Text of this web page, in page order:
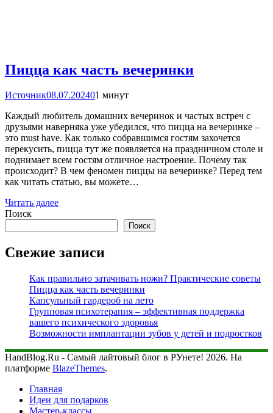
Пицца как часть вечеринки
Источник08.07.202401 минут
Каждый любитель домашних вечеринок и частых встреч с
друзьями наверняка уже убедился, что пицца на вечеринке –
это must have. Как только собравшимся гостям захочется
перекусить, пицца тут же появляется на праздничном столе и
поднимает всем гостям отличное настроение. Почему так
происходит? В чем феномен пиццы на вечеринке? Перед тем
как читать статью, вы можете…
Читать далее
Поиск
Поиск
Свежие записи
Как правильно затачивать ножи? Практические советы
Пицца как часть вечеринки
Капсульный гардероб на лето
Групповая психотерапия – эффективная поддержка
вашего психического здоровья
Возможности имплантации зубов у детей и подростков
HandBlog.Ru - Самый лайтовый блог в РУнете! 2026. На
платформе BlazeThemes.
Главная
Идеи для подарков